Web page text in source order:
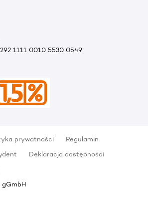
1111 0010 5530 0549
prywatności
Regulamin
Deklaracja dostępności
gGmbH